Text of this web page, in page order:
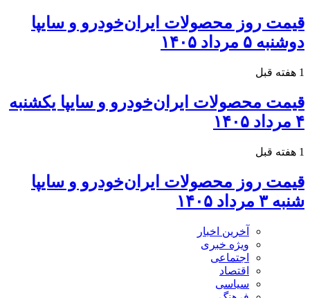
قیمت روز محصولات ایران‌خودرو و سایپا
دوشنبه ۵ مرداد ۱۴۰۵
1 هفته قبل
قیمت محصولات ایران‌خودرو و سایپا یکشنبه
۴ مرداد ۱۴۰۵
1 هفته قبل
قیمت روز محصولات ایران‌خودرو و سایپا
شنبه ۳ مرداد ۱۴۰۵
آخرین اخبار
ویژه خبری
اجتماعی
اقتصاد
سیاسی